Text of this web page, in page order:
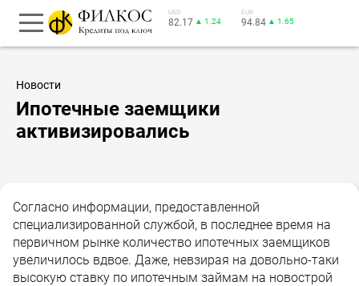
USD
82.17 ▲ 1.24
EUR
94.84 ▲ 1.65
Новости
Ипотечные заемщики
активизировались
Согласно информации, предоставленной
специализированной службой, в последнее время на
первичном рынке количество ипотечных заемщиков
увеличилось вдвое. Даже, невзирая на довольно-таки
высокую ставку по ипотечным займам на новострой